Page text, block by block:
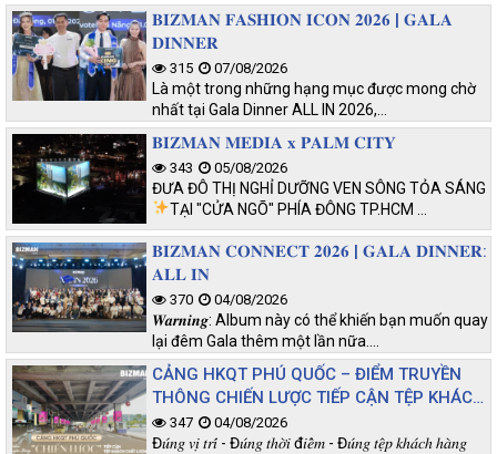
𝐁𝐈𝐙𝐌𝐀𝐍 𝐅𝐀𝐒𝐇𝐈𝐎𝐍 𝐈𝐂𝐎𝐍 𝟐𝟎𝟐𝟔 | 𝐆𝐀𝐋𝐀
𝐃𝐈𝐍𝐍𝐄𝐑
315 07/08/2026
Là một trong những hạng mục được mong chờ
nhất tại Gala Dinner ALL IN 2026,…
𝐁𝐈𝐙𝐌𝐀𝐍 𝐌𝐄𝐃𝐈𝐀 𝐱 𝐏𝐀𝐋𝐌 𝐂𝐈𝐓𝐘
343 05/08/2026
ĐƯA ĐÔ THỊ NGHỈ DƯỠNG VEN SÔNG TỎA SÁNG
TẠI "CỬA NGÕ" PHÍA ĐÔNG TP.HCM …
𝐁𝐈𝐙𝐌𝐀𝐍 𝐂𝐎𝐍𝐍𝐄𝐂𝐓 𝟐𝟎𝟐𝟔 | 𝐆𝐀𝐋𝐀 𝐃𝐈𝐍𝐍𝐄𝐑:
𝐀𝐋𝐋 𝐈𝐍
370 04/08/2026
𝑾𝒂𝒓𝒏𝒊𝒏𝒈: Album này có thể khiến bạn muốn quay
lại đêm Gala thêm một lần nữa.…
CẢNG HKQT PHÚ QUỐC – ĐIỂM TRUYỀN
THÔNG CHIẾN LƯỢC TIẾP CẬN TỆP KHÁCH
CHẤT LƯỢNG
347 04/08/2026
Đ𝑢́𝑛𝑔 𝑣𝑖̣ 𝑡𝑟𝑖́ - Đ𝑢́𝑛𝑔 𝑡ℎ𝑜̛̀𝑖 đ𝑖𝑒̂̉𝑚 - Đ𝑢́𝑛𝑔 𝑡𝑒̣̂𝑝 𝑘ℎ𝑎́𝑐ℎ ℎ𝑎̀𝑛𝑔